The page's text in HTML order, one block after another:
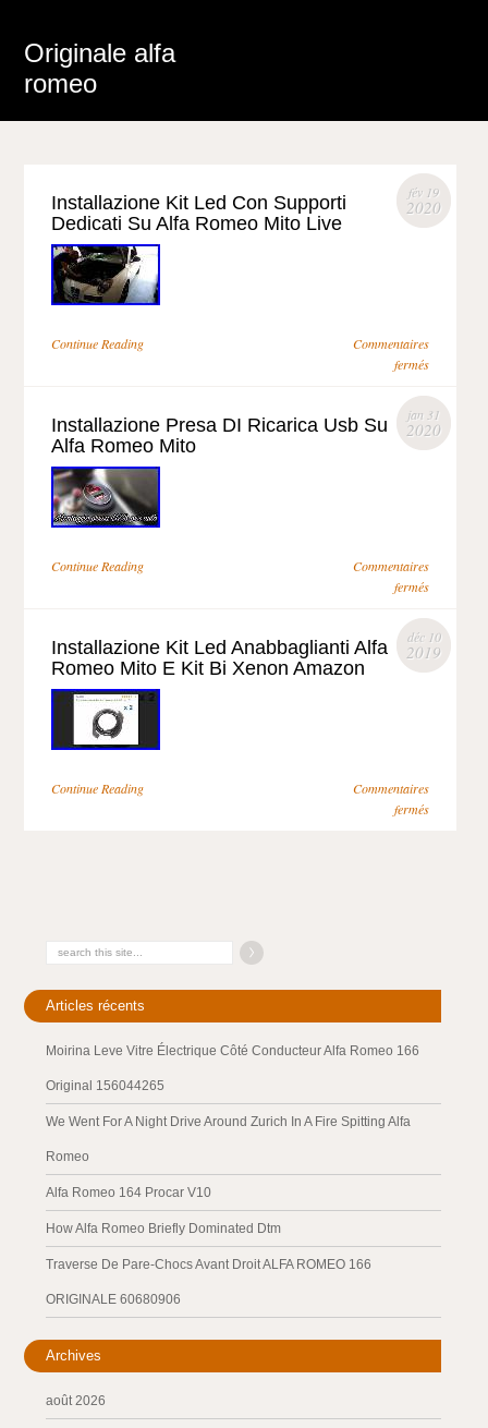
Originale alfa
romeo
fév 19
2020
Installazione Kit Led Con Supporti
Dedicati Su Alfa Romeo Mito Live
Continue Reading
Commentaires
fermés
jan 31
2020
Installazione Presa DI Ricarica Usb Su
Alfa Romeo Mito
Continue Reading
Commentaires
fermés
déc 10
2019
Installazione Kit Led Anabbaglianti Alfa
Romeo Mito E Kit Bi Xenon Amazon
Continue Reading
Commentaires
fermés
Articles récents
Moirina Leve Vitre Électrique Côté Conducteur Alfa Romeo 166
Original 156044265
We Went For A Night Drive Around Zurich In A Fire Spitting Alfa
Romeo
Alfa Romeo 164 Procar V10
How Alfa Romeo Briefly Dominated Dtm
Traverse De Pare-Chocs Avant Droit ALFA ROMEO 166
ORIGINALE 60680906
Archives
août 2026